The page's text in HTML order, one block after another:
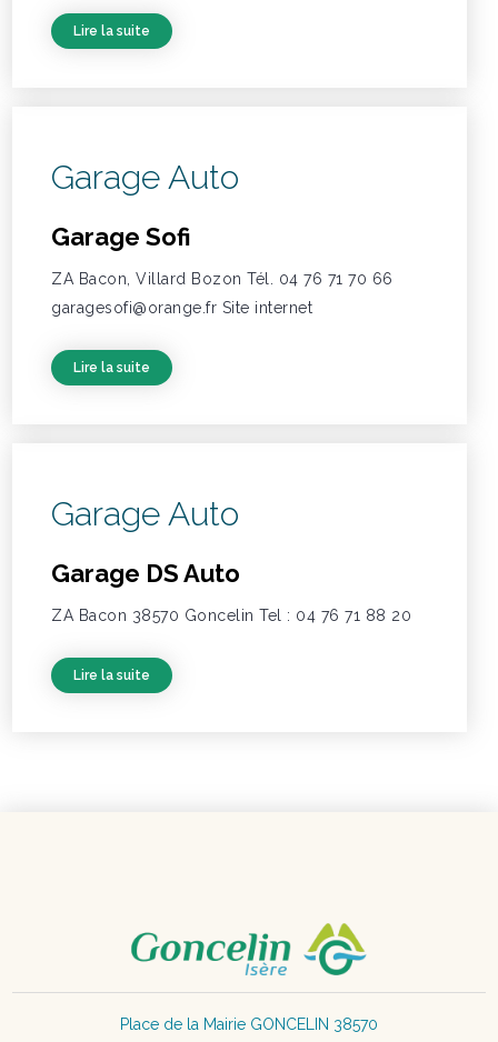
Lire la suite
Garage Auto
Garage Sofi
ZA Bacon, Villard Bozon Tél. 04 76 71 70 66
garagesofi@orange.fr Site internet
Lire la suite
Garage Auto
Garage DS Auto
ZA Bacon 38570 Goncelin Tel : 04 76 71 88 20
Lire la suite
Place de la Mairie GONCELIN 38570